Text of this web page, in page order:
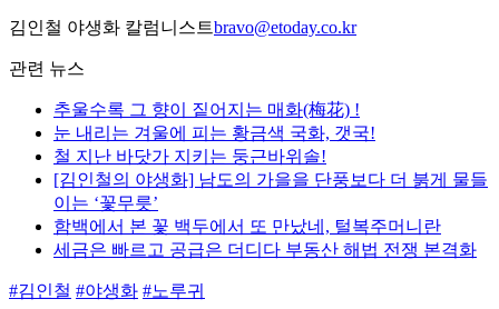
김인철 야생화 칼럼니스트bravo@etoday.co.kr
관련 뉴스
추울수록 그 향이 짙어지는 매화(梅花) !
눈 내리는 겨울에 피는 황금색 국화, 갯국!
철 지난 바닷가 지키는 둥근바위솔!
[김인철의 야생화] 남도의 가을을 단풍보다 더 붉게 물들
이는 ‘꽃무릇’
함백에서 본 꽃 백두에서 또 만났네, 털복주머니란
세금은 빠르고 공급은 더디다 부동산 해법 전쟁 본격화
#김인철 #야생화 #노루귀